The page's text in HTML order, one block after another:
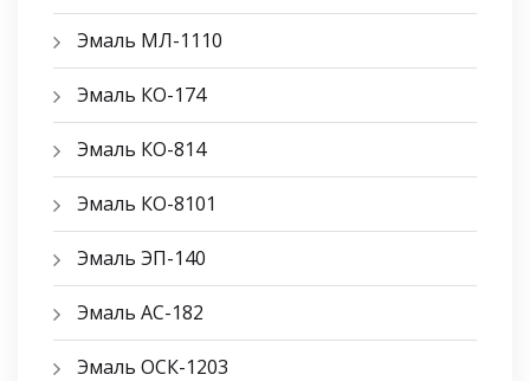
Эмаль МЛ-1110
Эмаль КО-174
Эмаль КО-814
Эмаль КО-8101
Эмаль ЭП-140
Эмаль АС-182
Эмаль ОСК-1203